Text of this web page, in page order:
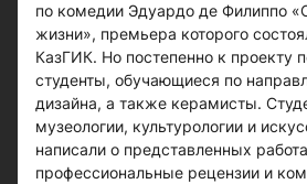
по комедии Эдуардо де Филиппо
жизни», премьера которого
КазГИК. Но постепенно к проекту
студенты, обучающиеся по
дизайна, а также керамисты.
музеологии, культурологии и
написали о представленных
профессиональные рецензии и